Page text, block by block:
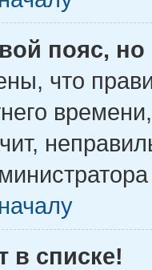
пояс,
что
в списке!